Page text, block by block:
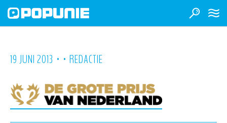
19 JUNI 2013 • • REDACTIE